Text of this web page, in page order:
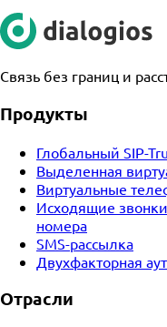
Связь без границ и
Продукты
Глобальный SIP-
Выделенная
Виртуальные
Исходящие
номера
SMS-рассылка
Двухфакторная
Отрасли